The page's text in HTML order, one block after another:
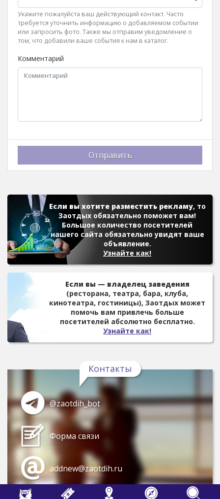
Укажите пожалуйста ваш действующий контакт. Часто
требуется уточнить информацию о добавляемом событии
или запросить фото. Также мы отправим уведомление о
том, что добавили ваше события к нам в каталог.
Комментарий
Отправить
Если вы хотите разместить рекламу, то
Заотдых обязательно поможет вам!
Большое количество посетителей
нашего сайта обязательно увидят ваше
объявление.
Узнайте как!
Если вы — владелец заведения
(ресторана, театра, бара, клуба,
кинотеатра, гостиницы), Заотдых может
помочь вам привлечь больше
посетителей абсолютно бесплатно.
Узнайте как!
Контакты
@zaotdih_bot
Форма связи
addnew@zaotdih.ru